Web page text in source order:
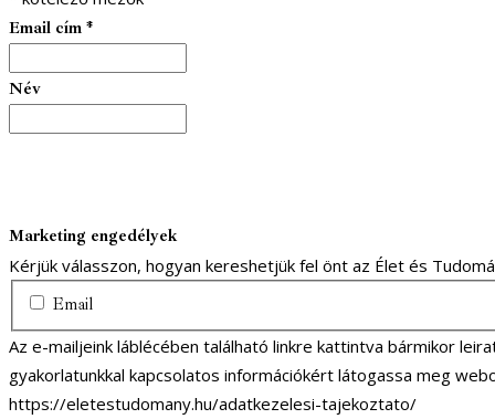
Email cím *
Név
Marketing engedélyek
Kérjük válasszon, hogyan kereshetjük fel önt az Élet és
Email
Az e-mailjeink láblécében található linkre kattintva bármikor
gyakorlatunkkal kapcsolatos információkért látogassa meg
https://eletestudomany.hu/adatkezelesi-tajekoztato/